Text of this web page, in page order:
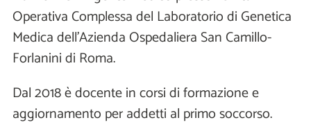
Operativa Complessa del Laboratorio di Genetica
Medica dell’Azienda Ospedaliera San Camillo-
Forlanini di Roma.
Dal 2018 è docente in corsi di formazione e
aggiornamento per addetti al primo soccorso.